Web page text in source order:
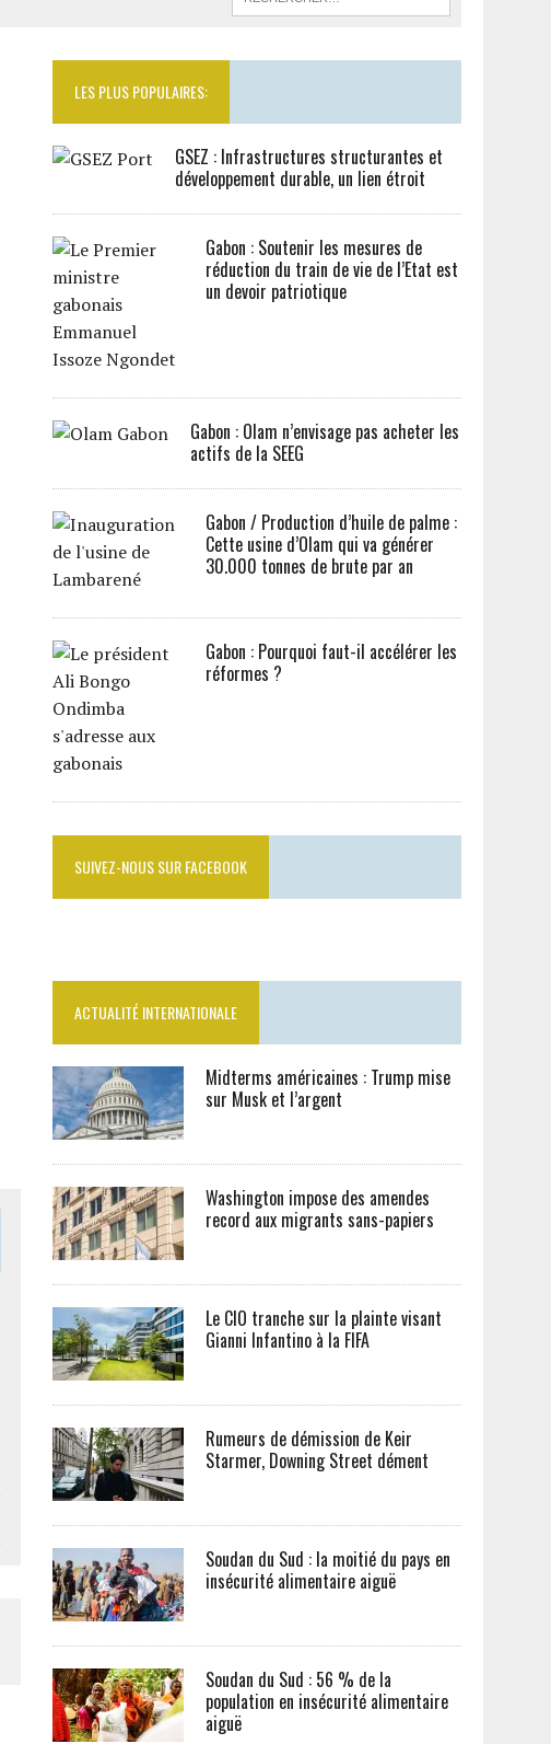
LES PLUS POPULAIRES:
GSEZ : Infrastructures structurantes et
développement durable, un lien étroit
Gabon : Soutenir les mesures de
réduction du train de vie de l’Etat est
un devoir patriotique
Gabon : Olam n’envisage pas acheter les
actifs de la SEEG
Gabon / Production d’huile de palme :
Cette usine d’Olam qui va générer
30.000 tonnes de brute par an
Gabon : Pourquoi faut-il accélérer les
réformes ?
SUIVEZ-NOUS SUR FACEBOOK
ACTUALITÉ INTERNATIONALE
Midterms américaines : Trump mise
sur Musk et l’argent
Washington impose des amendes
record aux migrants sans-papiers
Le CIO tranche sur la plainte visant
Gianni Infantino à la FIFA
Rumeurs de démission de Keir
Starmer, Downing Street dément
Soudan du Sud : la moitié du pays en
insécurité alimentaire aiguë
Soudan du Sud : 56 % de la
population en insécurité alimentaire
aiguë